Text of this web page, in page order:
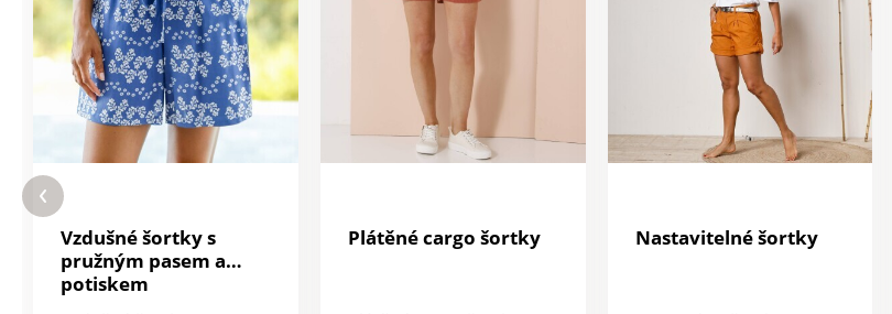
Vzdušné šortky s
pružným pasem a
potiskem
Plátěné cargo šortky Nastavitelné šortky